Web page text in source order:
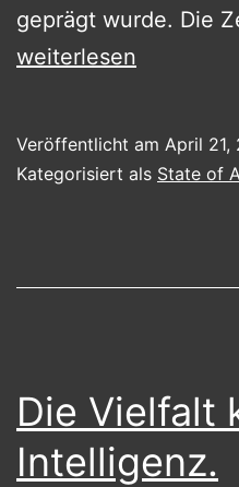
geprägt wurde. Die
weiterlesen
Veröffentlicht am April 21,
Kategorisiert als State of
Die Vielfalt
Intelligenz.